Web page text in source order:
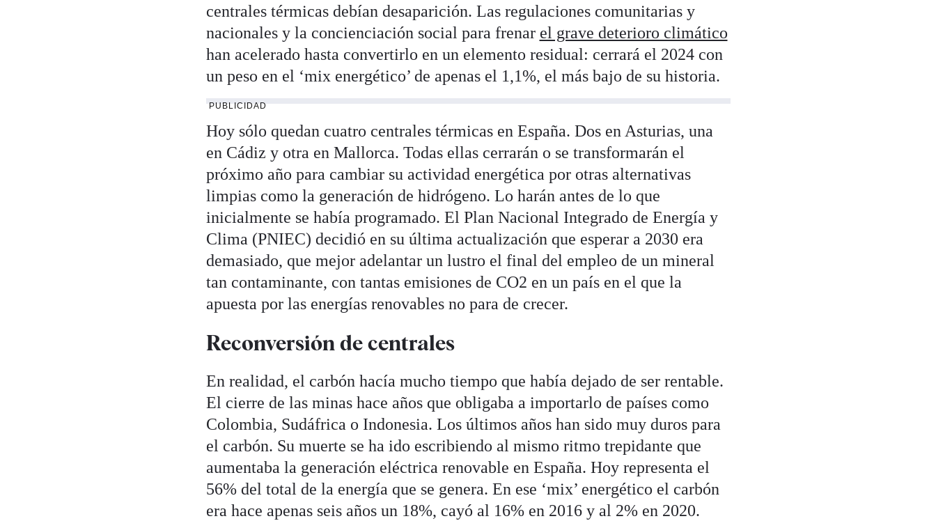
centrales térmicas debían desaparición. Las regulaciones comunitarias y
nacionales y la concienciación social para frenar el grave deterioro climático
han acelerado hasta convertirlo en un elemento residual: cerrará el 2024 con
un peso en el ‘mix energético’ de apenas el 1,1%, el más bajo de su historia.
PUBLICIDAD
Hoy sólo quedan cuatro centrales térmicas en España. Dos en Asturias, una
en Cádiz y otra en Mallorca. Todas ellas cerrarán o se transformarán el
próximo año para cambiar su actividad energética por otras alternativas
limpias como la generación de hidrógeno. Lo harán antes de lo que
inicialmente se había programado. El Plan Nacional Integrado de Energía y
Clima (PNIEC) decidió en su última actualización que esperar a 2030 era
demasiado, que mejor adelantar un lustro el final del empleo de un mineral
tan contaminante, con tantas emisiones de CO2 en un país en el que la
apuesta por las energías renovables no para de crecer.
Reconversión de centrales
En realidad, el carbón hacía mucho tiempo que había dejado de ser rentable.
El cierre de las minas hace años que obligaba a importarlo de países como
Colombia, Sudáfrica o Indonesia. Los últimos años han sido muy duros para
el carbón. Su muerte se ha ido escribiendo al mismo ritmo trepidante que
aumentaba la generación eléctrica renovable en España. Hoy representa el
56% del total de la energía que se genera. En ese ‘mix’ energético el carbón
era hace apenas seis años un 18%, cayó al 16% en 2016 y al 2% en 2020.